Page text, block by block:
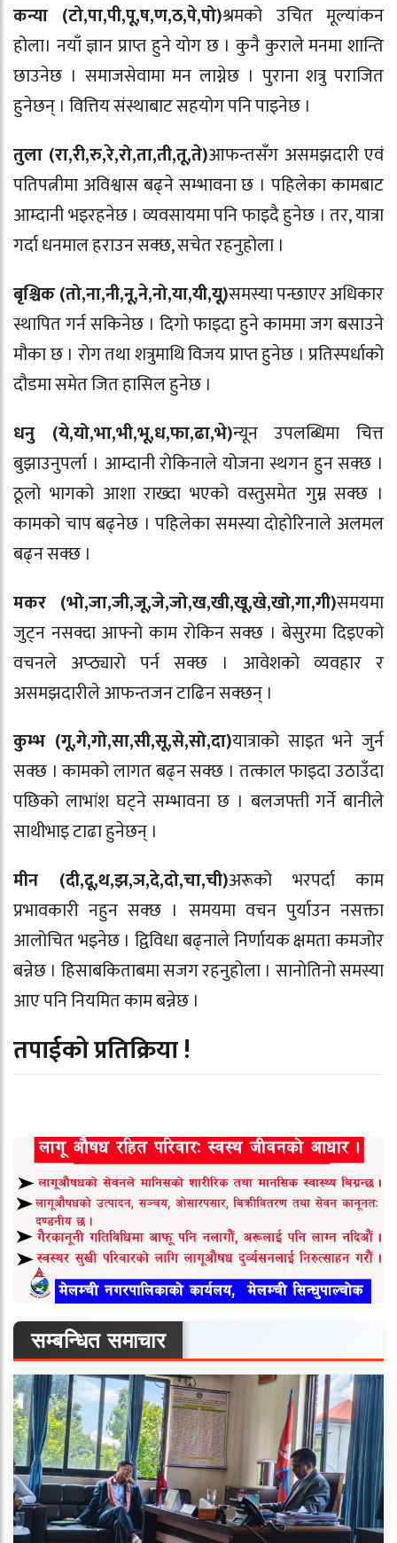
कन्या (टो,पा,पी,पू,ष,ण,ठ,पे,पो)श्रमको उचित मूल्यांकन
होला। नयाँ ज्ञान प्राप्त हुने योग छ । कुनै कुराले मनमा शान्ति
छाउनेछ । समाजसेवामा मन लाग्नेछ । पुराना शत्रु पराजित
हुनेछन् । वित्तिय संस्थाबाट सहयोग पनि पाइनेछ ।
तुला (रा,री,रु,रे,रो,ता,ती,तू,ते)आफन्तसँग असमझदारी एवं
पतिपत्नीमा अविश्वास बढ्ने सम्भावना छ । पहिलेका कामबाट
आम्दानी भइरहनेछ । व्यवसायमा पनि फाइदै हुनेछ । तर, यात्रा
गर्दा धनमाल हराउन सक्छ, सचेत रहनुहोला ।
बृश्चिक (तो,ना,नी,नू,ने,नो,या,यी,यू)समस्या पन्छाएर अधिकार
स्थापित गर्न सकिनेछ । दिगो फाइदा हुने काममा जग बसाउने
मौका छ । रोग तथा शत्रुमाथि विजय प्राप्त हुनेछ । प्रतिस्पर्धाको
दौडमा समेत जित हासिल हुनेछ ।
धनु (ये,यो,भा,भी,भू,ध,फा,ढा,भे)न्यून उपलब्धिमा चित्त
बुझाउनुपर्ला । आम्दानी रोकिनाले योजना स्थगन हुन सक्छ ।
ठूलो भागको आशा राख्दा भएको वस्तुसमेत गुम्न सक्छ ।
कामको चाप बढ्नेछ । पहिलेका समस्या दोहोरिनाले अलमल
बढ्न सक्छ ।
मकर (भो,जा,जी,जू,जे,जो,ख,खी,खू,खे,खो,गा,गी)समयमा
जुट्न नसक्दा आफ्नो काम रोकिन सक्छ । बेसुरमा दिइएको
वचनले अप्ठ्यारो पर्न सक्छ । आवेशको व्यवहार र
असमझदारीले आफन्तजन टाढिन सक्छन् ।
कुम्भ (गू,गे,गो,सा,सी,सू,से,सो,दा)यात्राको साइत भने जुर्न
सक्छ । कामको लागत बढ्न सक्छ । तत्काल फाइदा उठाउँदा
पछिको लाभांश घट्ने सम्भावना छ । बलजफ्ती गर्ने बानीले
साथीभाइ टाढा हुनेछन् ।
मीन (दी,दू,थ,झ,ञ,दे,दो,चा,ची)अरूको भरपर्दा काम
प्रभावकारी नहुन सक्छ । समयमा वचन पुर्याउन नसक्ता
आलोचित भइनेछ । द्विविधा बढ्नाले निर्णायक क्षमता कमजोर
बन्नेछ । हिसाबकिताबमा सजग रहनुहोला । सानोतिनो समस्या
आए पनि नियमित काम बन्नेछ ।
तपाईको प्रतिक्रिया !
सम्बन्धित समाचार